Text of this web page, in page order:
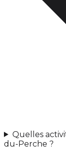
Quelles
du-Perche ?